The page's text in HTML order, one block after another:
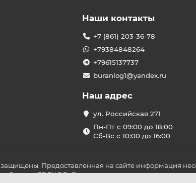
Наши контакты
+7 (861) 203-36-78
+79384848264
+79615137737
buranlog1@yandex.ru
Наш адрес
ул. Российская 271
Пн-Пт с 09:00 до 18:00
Сб-Вс с 10:00 до 16:00
Предоставленная на сайте информация
437 ГК РФ. До оплаты товара удостоверьтесь